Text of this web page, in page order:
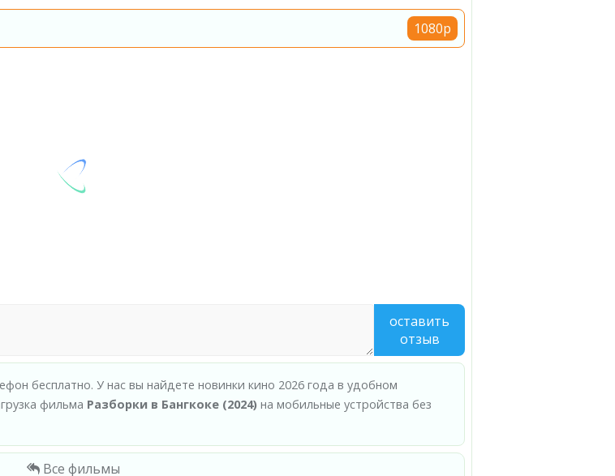
1080p
оставить
отзыв
бесплатно. У нас вы найдете новинки кино 2026 года в удобном
фильма Разборки в Бангкоке (2024) на мобильные устройства без
Все фильмы